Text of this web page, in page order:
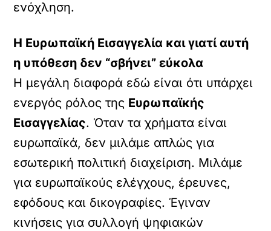
ενόχληση.
Η Ευρωπαϊκή Εισαγγελία και γιατί αυτή
η υπόθεση δεν “σβήνει” εύκολα
Η μεγάλη διαφορά εδώ είναι ότι υπάρχει
ενεργός ρόλος της Ευρωπαϊκής
Εισαγγελίας. Όταν τα χρήματα είναι
ευρωπαϊκά, δεν μιλάμε απλώς για
εσωτερική πολιτική διαχείριση. Μιλάμε
για ευρωπαϊκούς ελέγχους, έρευνες,
εφόδους και δικογραφίες. Έγιναν
κινήσεις για συλλογή ψηφιακών